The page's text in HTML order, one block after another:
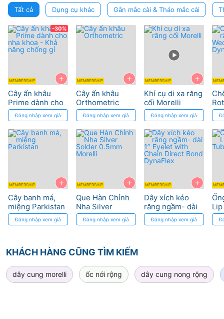
Tất cả Dụng cụ khác Gắn mắc cài & Tháo mắc cài
+
-30%
MEMBERSHIP
Cây ấn khâu
Prime dành cho
nha khoa - Khả
năng chống gỉ
Đăng nhập xem giá
+
MEMBERSHIP
Cây banh má,
miệng Parkistan
Đăng nhập xem giá
+
MEMBERSHIP
Cây ấn khâu
Orthometric
Đăng nhập xem giá
+
MEMBERSHIP
Que Hàn Chỉnh
Nha Silver
Solder 0.5mm
Morelli
Đăng nhập xem giá
+
MEMBERSHIP
Khí cụ di xa răng
cối Morelli
Đăng nhập xem giá
+
MEMBERSHIP
Dây xích kéo
răng ngầm- dài
1’’ Eyelet with
Chain Direct
Đăng nhập xem giá
on
KHÁCH HÀNG CŨNG TÌM KIẾM
dây cung morelli ốc nới rộng dây cung nong rộng